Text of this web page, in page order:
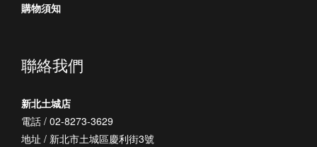
購物須知
聯絡我們
新北土城店
電話 / 02-8273-3629
地址 / 新北市土城區慶利街3號